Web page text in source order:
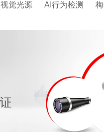
视觉光源 AI行为检测